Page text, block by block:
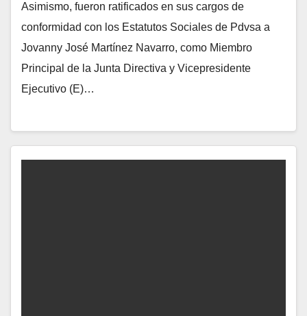
Asimismo, fueron ratificados en sus cargos de
conformidad con los Estatutos Sociales de Pdvsa a
Jovanny José Martínez Navarro, como Miembro
Principal de la Junta Directiva y Vicepresidente
Ejecutivo (E)…